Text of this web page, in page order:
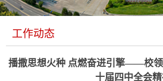
工作动态
播撒思想火种 点燃奋进引擎——校
十届四中全会